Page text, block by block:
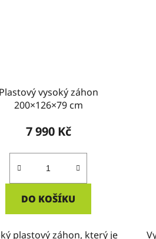
Plastový vysoký záhon
200×126×79 cm
7 990 Kč
DO KOŠÍKU
plastový záhon, který je